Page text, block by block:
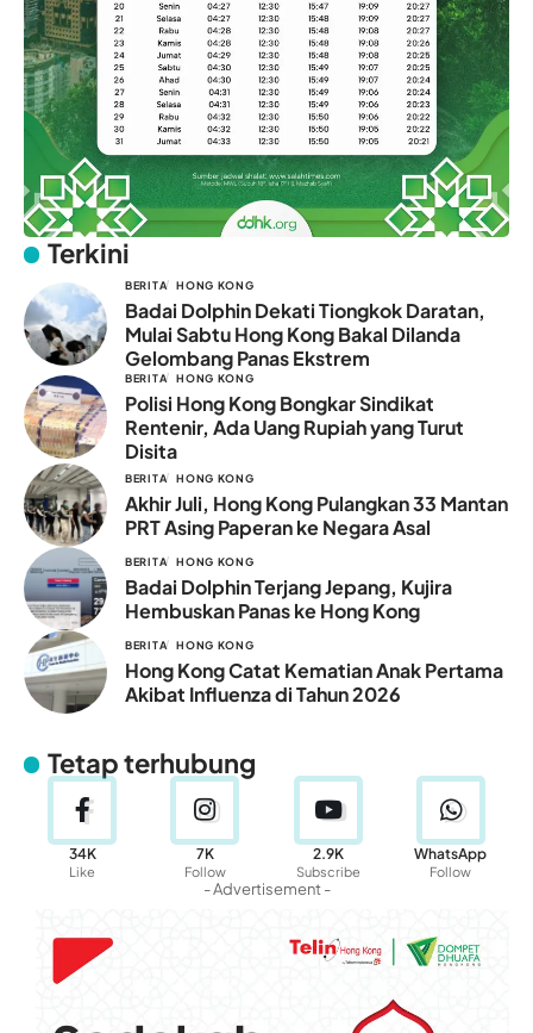
Terkini
BERITA HONG KONG
Badai Dolphin Dekati Tiongkok Daratan,
Mulai Sabtu Hong Kong Bakal Dilanda
Gelombang Panas Ekstrem
BERITA HONG KONG
Polisi Hong Kong Bongkar Sindikat
Rentenir, Ada Uang Rupiah yang Turut
Disita
BERITA HONG KONG
Akhir Juli, Hong Kong Pulangkan 33 Mantan
PRT Asing Paperan ke Negara Asal
BERITA HONG KONG
Badai Dolphin Terjang Jepang, Kujira
Hembuskan Panas ke Hong Kong
BERITA HONG KONG
Hong Kong Catat Kematian Anak Pertama
Akibat Influenza di Tahun 2026
Tetap terhubung
34K
Like
7K
Follow
2.9K
Subscribe
WhatsApp
Follow
- Advertisement -